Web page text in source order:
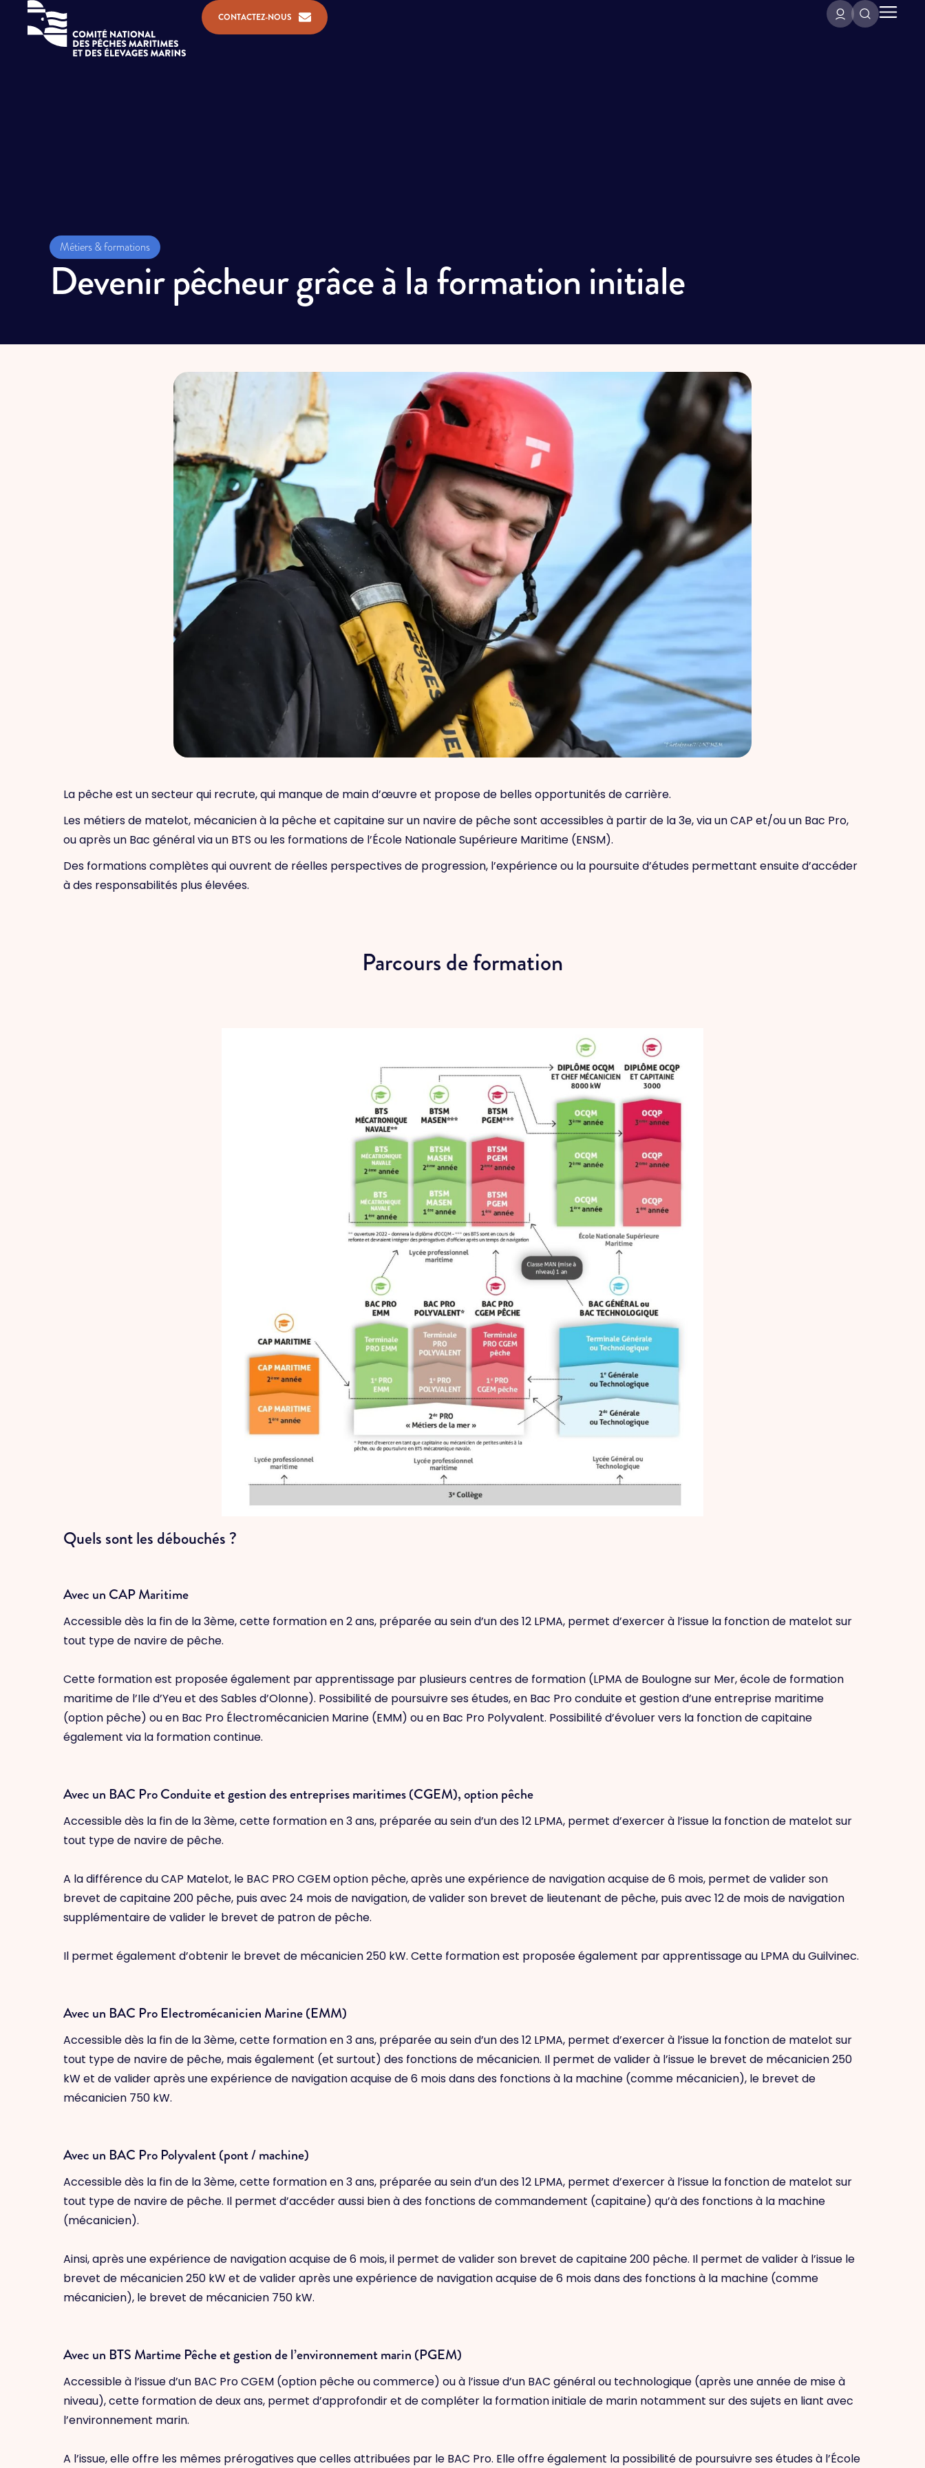
CONTACTEZ-NOUS
Métiers & formations
Devenir pêcheur grâce à la formation initiale
La pêche est un secteur qui recrute, qui manque de main d’œuvre et propose de belles opportunités de carrière.
Les métiers de matelot, mécanicien à la pêche et capitaine sur un navire de pêche sont accessibles à partir de la 3e, via un CAP et/ou un Bac Pro,
ou après un Bac général via un BTS ou les formations de l’École Nationale Supérieure Maritime (ENSM).
Des formations complètes qui ouvrent de réelles perspectives de progression, l’expérience ou la poursuite d’études permettant ensuite d’accéder
à des responsabilités plus élevées.
Parcours de formation
Quels sont les débouchés ?
Avec un CAP Maritime
Accessible dès la fin de la 3ème, cette formation en 2 ans, préparée au sein d’un des 12 LPMA, permet d’exercer à l’issue la fonction de matelot sur
tout type de navire de pêche.
Cette formation est proposée également par apprentissage par plusieurs centres de formation (LPMA de Boulogne sur Mer, école de formation
maritime de l’Ile d’Yeu et des Sables d’Olonne). Possibilité de poursuivre ses études, en Bac Pro conduite et gestion d’une entreprise maritime
(option pêche) ou en Bac Pro Électromécanicien Marine (EMM) ou en Bac Pro Polyvalent. Possibilité d’évoluer vers la fonction de capitaine
également via la formation continue.
Avec un BAC Pro Conduite et gestion des entreprises maritimes (CGEM), option pêche
Accessible dès la fin de la 3ème, cette formation en 3 ans, préparée au sein d’un des 12 LPMA, permet d’exercer à l’issue la fonction de matelot sur
tout type de navire de pêche.
A la différence du CAP Matelot, le BAC PRO CGEM option pêche, après une expérience de navigation acquise de 6 mois, permet de valider son
brevet de capitaine 200 pêche, puis avec 24 mois de navigation, de valider son brevet de lieutenant de pêche, puis avec 12 de mois de navigation
supplémentaire de valider le brevet de patron de pêche.
Il permet également d’obtenir le brevet de mécanicien 250 kW. Cette formation est proposée également par apprentissage au LPMA du Guilvinec.
Avec un BAC Pro Electromécanicien Marine (EMM)
Accessible dès la fin de la 3ème, cette formation en 3 ans, préparée au sein d’un des 12 LPMA, permet d’exercer à l’issue la fonction de matelot sur
tout type de navire de pêche, mais également (et surtout) des fonctions de mécanicien. Il permet de valider à l’issue le brevet de mécanicien 250
kW et de valider après une expérience de navigation acquise de 6 mois dans des fonctions à la machine (comme mécanicien), le brevet de
mécanicien 750 kW.
Avec un BAC Pro Polyvalent (pont / machine)
Accessible dès la fin de la 3ème, cette formation en 3 ans, préparée au sein d’un des 12 LPMA, permet d’exercer à l’issue la fonction de matelot sur
tout type de navire de pêche. Il permet d’accéder aussi bien à des fonctions de commandement (capitaine) qu’à des fonctions à la machine
(mécanicien).
Ainsi, après une expérience de navigation acquise de 6 mois, il permet de valider son brevet de capitaine 200 pêche. Il permet de valider à l’issue le
brevet de mécanicien 250 kW et de valider après une expérience de navigation acquise de 6 mois dans des fonctions à la machine (comme
mécanicien), le brevet de mécanicien 750 kW.
Avec un BTS Martime Pêche et gestion de l’environnement marin (PGEM)
Accessible à l’issue d’un BAC Pro CGEM (option pêche ou commerce) ou à l’issue d’un BAC général ou technologique (après une année de mise à
niveau), cette formation de deux ans, permet d’approfondir et de compléter la formation initiale de marin notamment sur des sujets en liant avec
l’environnement marin.
A l’issue, elle offre les mêmes prérogatives que celles attribuées par le BAC Pro. Elle offre également la possibilité de poursuivre ses études à l’École